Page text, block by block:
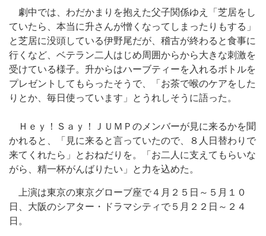
劇中では、わだかまりを抱えた父子関係ゆえ「芝居をし
ていたら、本当に升さんが憎くなってしまったりもする」
と芝居に没頭している伊野尾だが、稽古が終わると食事に
行くなど、ベテラン二人はじめ周囲からから大きな刺激を
受けている様子。升からはハーブティーを入れるボトルを
プレゼントしてもらったそうで、「お茶で喉のケアをした
りとか、毎日使っています」とうれしそうに語った。
Ｈｅｙ！Ｓａｙ！ＪＵＭＰのメンバーが見に来るかを聞
かれると、「見に来ると言っていたので、８人日替わりで
来てくれたら」とおねだりを。「お二人に支えてもらいな
がら、精一杯がんばりたい」と力を込めた。
上演は東京の東京グローブ座で４月２５日～５月１０
日、大阪のシアター・ドラマシティで５月２２日～２４
日。